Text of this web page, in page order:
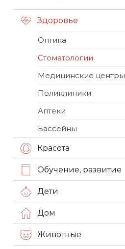
Здоровье
Оптика
Стоматологии
Медицинские центры
Поликлиники
Аптеки
Бассейны
Красота
Обучение, развитие
Дети
Дом
Животные